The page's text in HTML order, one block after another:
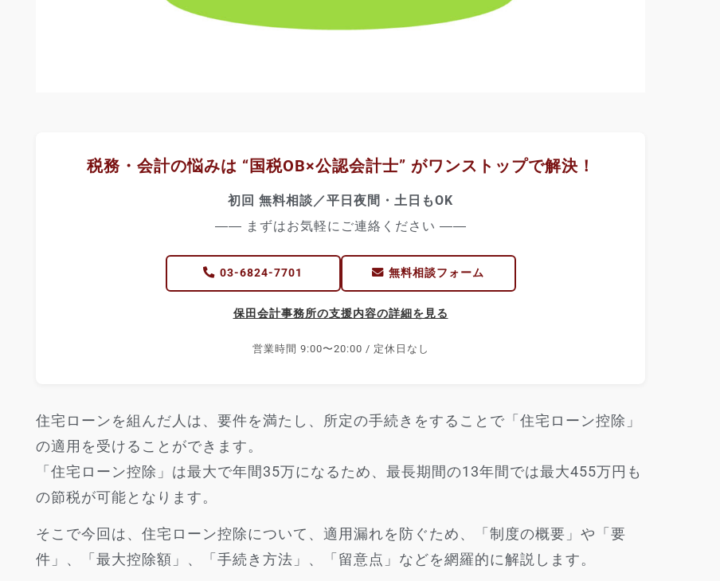
税務・会計の悩みは “国税OB×公認会計士” がワンストップで解決！
初回 無料相談／平日夜間・土日もOK
―― まずはお気軽にご連絡ください ――
03-6824-7701 無料相談フォーム
保田会計事務所の支援内容の詳細を見る
営業時間 9:00〜20:00 / 定休日なし
住宅ローンを組んだ人は、要件を満たし、所定の手続きをすることで「住宅ローン控除」
の適用を受けることができます。
「住宅ローン控除」は最大で年間35万になるため、最長期間の13年間では最大455万円も
の節税が可能となります。
そこで今回は、住宅ローン控除について、適用漏れを防ぐため、「制度の概要」や「要
件」、「最大控除額」、「手続き方法」、「留意点」などを網羅的に解説します。